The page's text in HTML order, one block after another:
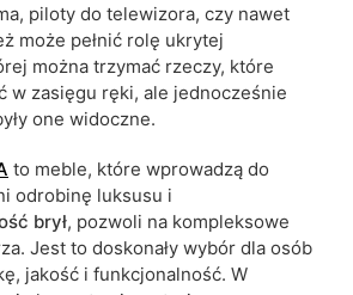
piloty do telewizora, czy nawet
może pełnić rolę ukrytej
można trzymać rzeczy, które
w zasięgu ręki, ale jednocześnie
one widoczne.
to meble, które wprowadzą do
odrobinę luksusu i
brył, pozwoli na kompleksowe
Jest to doskonały wybór dla osób
jakość i funkcjonalność. W